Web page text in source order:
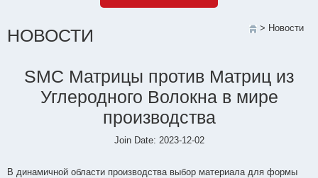
НОВОСТИ > Новости
SMC Матрицы против Матриц из
Углеродного Волокна в мире
производства
Join Date: 2023-12-02
В динамичной области производства выбор материала для формы